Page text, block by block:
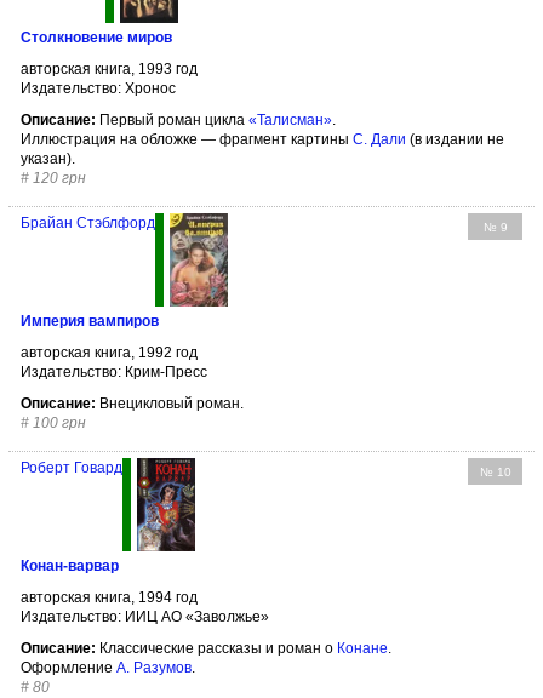
Столкновение миров
авторская книга, 1993 год
Издательство: Хронос
Описание: Первый роман цикла «Талисман».
Иллюстрация на обложке — фрагмент картины С. Дали (в издании не
указан).
# 120 грн
№ 9
Брайан Стэблфорд
Империя вампиров
авторская книга, 1992 год
Издательство: Крим-Пресс
Описание: Внецикловый роман.
# 100 грн
№ 10
Роберт Говард
Конан-варвар
авторская книга, 1994 год
Издательство: ИИЦ АО «Заволжье»
Описание: Классические рассказы и роман о Конане.
Оформление А. Разумов.
# 80